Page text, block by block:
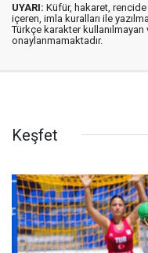
UYARI: Küfür, hakaret,
içeren, imla kuralları ile
Türkçe karakter
onaylanmamaktadır.
Keşfet